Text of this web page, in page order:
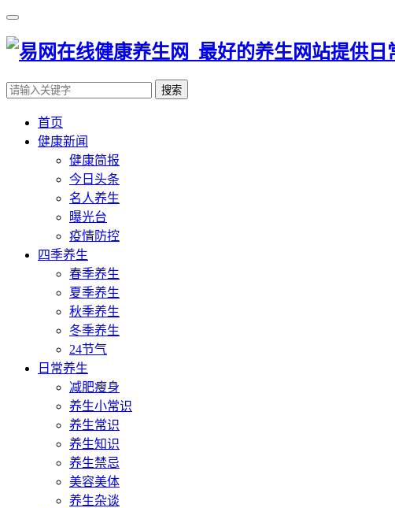
搜索
首页
健康新闻
健康简报
今日头条
名人养生
曝光台
疫情防控
四季养生
春季养生
夏季养生
秋季养生
冬季养生
24节气
日常养生
减肥瘦身
养生小常识
养生常识
养生知识
养生禁忌
美容美体
养生杂谈